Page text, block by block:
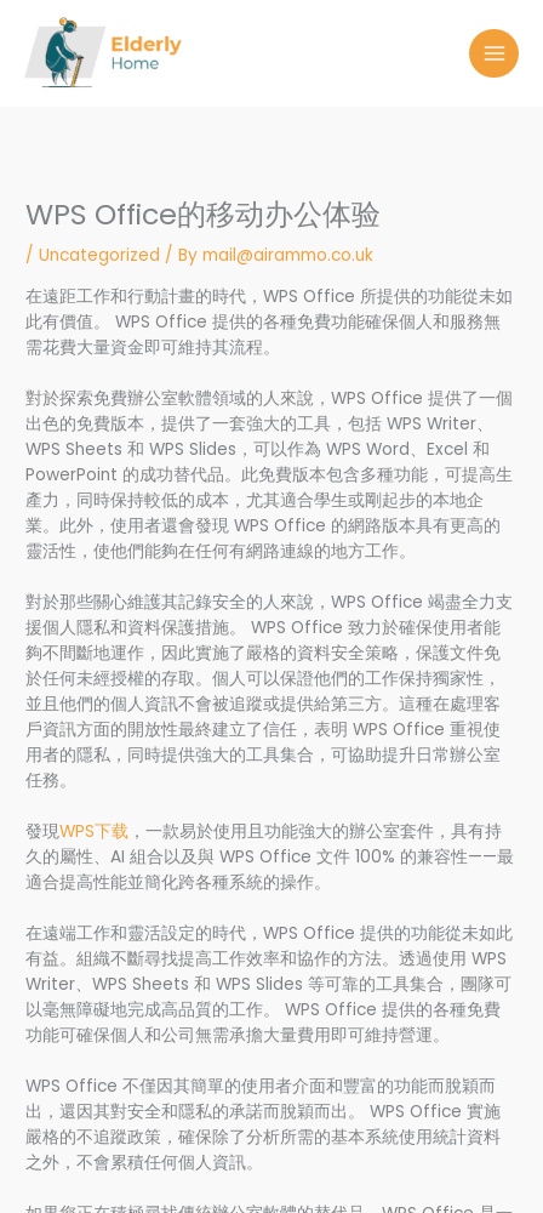
content
WPS Office的移动办公体验
/Uncategorized / Bymail@airammo.co.uk
在遠距工作和行動計畫的時代，WPS Office 所提供的功能從未如
此有價值。 WPS Office 提供的各種免費功能確保個人和服務無
需花費大量資金即可維持其流程。
對於探索免費辦公室軟體領域的人來說，WPS Office 提供了一個
出色的免費版本，提供了一套強大的工具，包括 WPS Writer、
WPS Sheets 和 WPS Slides，可以作為 WPS Word、Excel 和
PowerPoint 的成功替代品。此免費版本包含多種功能，可提高生
產力，同時保持較低的成本，尤其適合學生或剛起步的本地企
業。此外，使用者還會發現 WPS Office 的網路版本具有更高的
靈活性，使他們能夠在任何有網路連線的地方工作。
對於那些關心維護其記錄安全的人來說，WPS Office 竭盡全力支
援個人隱私和資料保護措施。 WPS Office 致力於確保使用者能
夠不間斷地運作，因此實施了嚴格的資料安全策略，保護文件免
於任何未經授權的存取。個人可以保證他們的工作保持獨家性，
並且他們的個人資訊不會被追蹤或提供給第三方。這種在處理客
戶資訊方面的開放性最終建立了信任，表明 WPS Office 重視使
用者的隱私，同時提供強大的工具集合，可協助提升日常辦公室
任務。
發現WPS下载 ，一款易於使用且功能強大的辦公室套件，具有持
久的屬性、AI 組合以及與 WPS Office 文件 100% 的兼容性——最
適合提高性能並簡化跨各種系統的操作。
在遠端工作和靈活設定的時代，WPS Office 提供的功能從未如此
有益。組織不斷尋找提高工作效率和協作的方法。透過使用 WPS
Writer、WPS Sheets 和 WPS Slides 等可靠的工具集合，團隊可
以毫無障礙地完成高品質的工作。 WPS Office 提供的各種免費
功能可確保個人和公司無需承擔大量費用即可維持營運。
WPS Office 不僅因其簡單的使用者介面和豐富的功能而脫穎而
出，還因其對安全和隱私的承諾而脫穎而出。 WPS Office 實施
嚴格的不追蹤政策，確保除了分析所需的基本系統使用統計資料
之外，不會累積任何個人資訊。